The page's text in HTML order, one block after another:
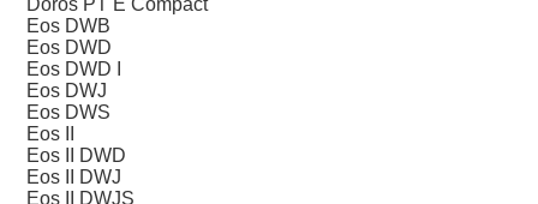
Doros PT E Compact
Eos DWB
Eos DWD
Eos DWD I
Eos DWJ
Eos DWS
Eos II
Eos II DWD
Eos II DWJ
Eos II DWJS